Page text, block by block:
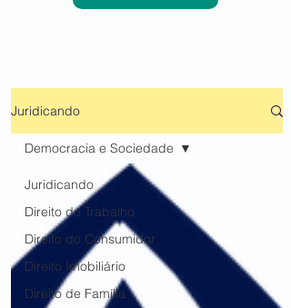
Juridicando
Juridicando
Direito do Trabalho
Direito do Consumidor
Direito Imobiliário
Direito de Família
Democracia e Sociedade